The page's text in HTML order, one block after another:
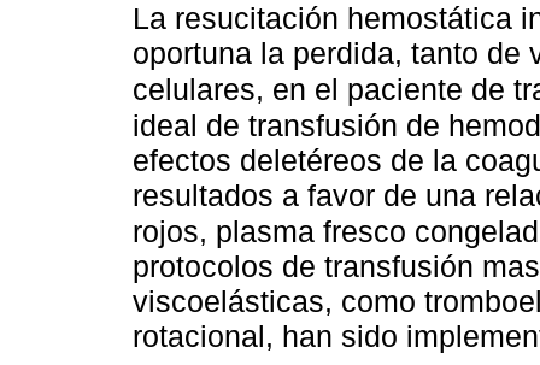
La resucitación hemostática
oportuna la perdida, tanto de
celulares, en el paciente de
ideal de transfusión de
efectos deletéreos de la
resultados a favor de una
rojos, plasma fresco
protocolos de transfusión
viscoelásticas, como
rotacional, han sido